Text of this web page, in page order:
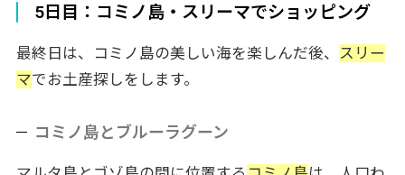
5日目：コミノ島・スリーマでショッピング
最終日は、コミノ島の美しい海を楽しんだ後、
スリー
マでお土産探しをします。
コミノ島とブルーラグーン